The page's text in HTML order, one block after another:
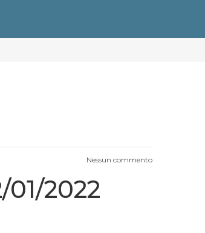
Nessun commento
2022